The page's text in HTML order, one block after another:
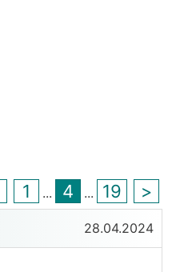
1 ... 4 ... 19 >
28.04.2024